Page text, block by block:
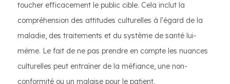
toucher efficacement le public cible. Cela inclut la
compréhension des attitudes culturelles à l'égard de la
maladie, des traitements et du système de santé lui-
même. Le fait de ne pas prendre en compte les nuances
culturelles peut entraîner de la méfiance, une non-
conformité ou un malaise pour le patient.